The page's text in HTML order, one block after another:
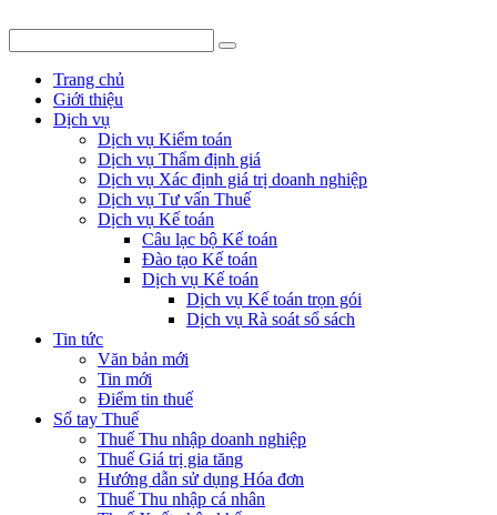
Trang chủ
Giới thiệu
Dịch vụ
Dịch vụ Kiểm toán
Dịch vụ Thẩm định giá
Dịch vụ Xác định giá trị doanh nghiệp
Dịch vụ Tư vấn Thuế
Dịch vụ Kế toán
Câu lạc bộ Kế toán
Đào tạo Kế toán
Dịch vụ Kế toán
Dịch vụ Kế toán trọn gói
Dịch vụ Rà soát sổ sách
Tin tức
Văn bản mới
Tin mới
Điểm tin thuế
Sổ tay Thuế
Thuế Thu nhập doanh nghiệp
Thuế Giá trị gia tăng
Hướng dẫn sử dụng Hóa đơn
Thuế Thu nhập cá nhân